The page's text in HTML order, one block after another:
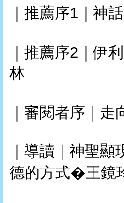
｜推薦序1｜神
｜推薦序2｜伊
林
｜審閱者序｜
｜導讀｜神聖
德的方式�王鏡